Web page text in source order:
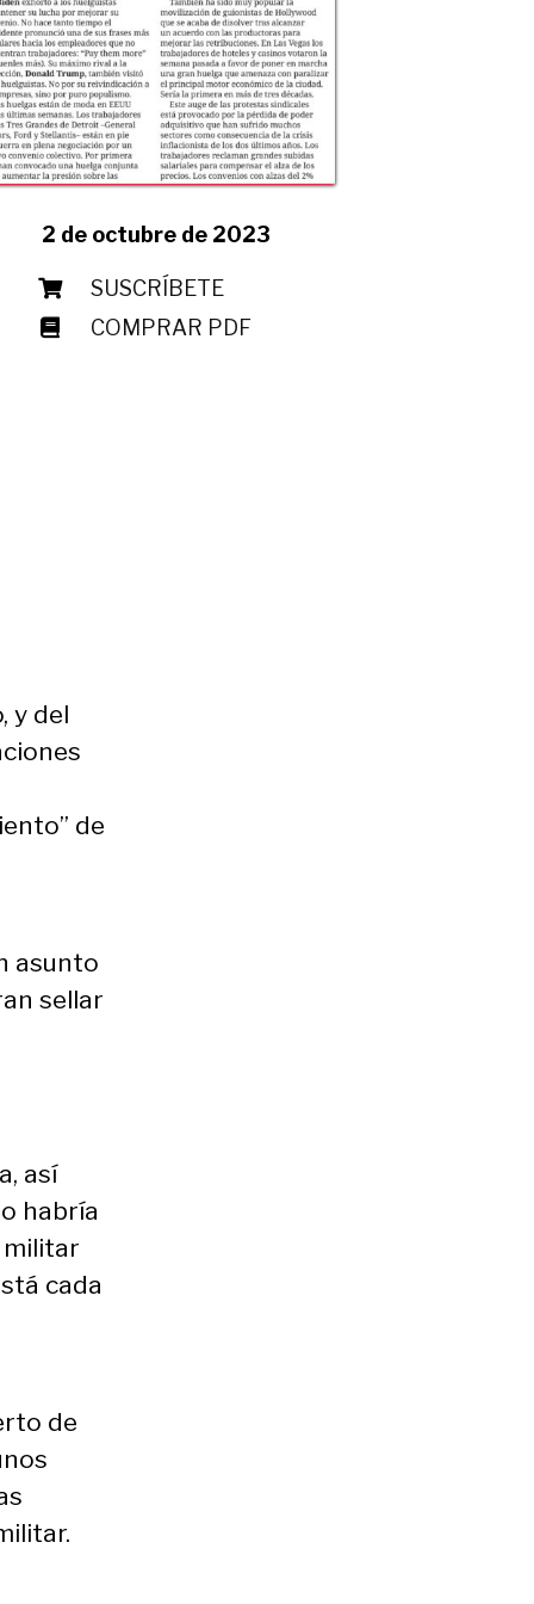
2 de octubre de 2023
SUSCRÍBETE
COMPRAR PDF
y del
de
asunto
sellar
así
habría
militar
cada
de